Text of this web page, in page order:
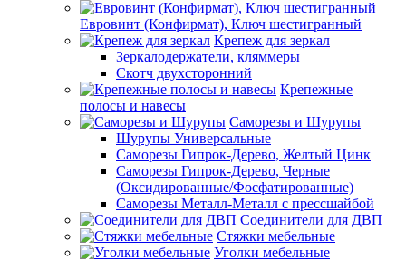
Евровинт (Конфирмат), Ключ шестигранный
Крепеж для зеркал
Зеркалодержатели, кляммеры
Скотч двухсторонний
Крепежные
полосы и навесы
Саморезы и Шурупы
Шурупы Универсальные
Саморезы Гипрок-Дерево, Желтый Цинк
Саморезы Гипрок-Дерево, Черные
(Оксидированные/Фосфатированные)
Саморезы Металл-Металл с прессшайбой
Соединители для ДВП
Стяжки мебельные
Уголки мебельные